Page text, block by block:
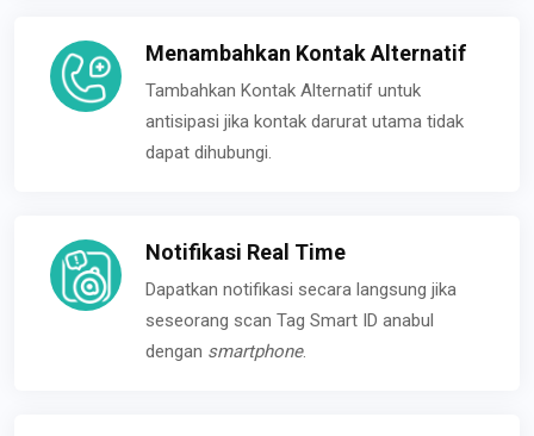
Menambahkan Kontak Alternatif
Tambahkan Kontak Alternatif untuk
antisipasi jika kontak darurat utama tidak
dapat dihubungi.
Notifikasi Real Time
Dapatkan notifikasi secara langsung jika
seseorang scan Tag Smart ID anabul
dengan smartphone.